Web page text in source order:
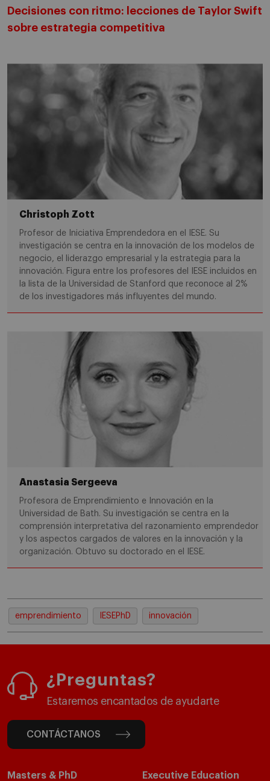
Decisiones con ritmo: lecciones de Taylor Swift
sobre estrategia competitiva
Christoph Zott
Profesor de Iniciativa Emprendedora en el IESE. Su
investigación se centra en la innovación de los modelos de
negocio, el liderazgo empresarial y la estrategia para la
innovación. Figura entre los profesores del IESE incluidos en
la lista de la Universidad de Stanford que reconoce al 2%
de los investigadores más influyentes del mundo.
Anastasia Sergeeva
Profesora de Emprendimiento e Innovación en la
Universidad de Bath. Su investigación se centra en la
comprensión interpretativa del razonamiento emprendedor
y los aspectos cargados de valores en la innovación y la
organización. Obtuvo su doctorado en el IESE.
emprendimiento IESEPhD innovación
¿Preguntas?
Estaremos encantados de ayudarte
CONTÁCTANOS
Masters & PhD Executive Education